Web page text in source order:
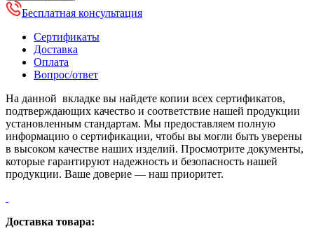
водосточной
трубы
сварной,
диаметр
110
мм,
Порошковое
покрытие,
RAL
7004
(Сигнальный
серый)
Бесплатная консультация
Сертификаты
Доставка
Оплата
Вопрос/ответ
На данной вкладке вы найдете копии всех сертификатов,
подтверждающих качество и соответствие нашей продукции
установленным стандартам. Мы предоставляем полную
информацию о сертификации, чтобы вы могли быть уверены
в высоком качестве наших изделий. Просмотрите документы,
которые гарантируют надежность и безопасность нашей
продукции. Ваше доверие — наш приоритет.
Доставка товара: